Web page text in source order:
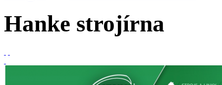
Hanke strojírna